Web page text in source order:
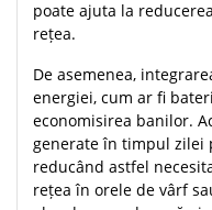
poate ajuta la
rețea.
De asemenea,
energiei, cum ar fi
economisirea banilor.
generate în timpul
reducând astfel
rețea în orele de vârf